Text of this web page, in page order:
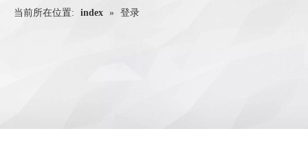
当前所在位置: index » 登录